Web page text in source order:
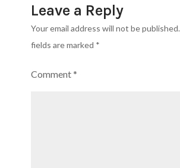
Leave a Reply
Your email address will not be published.
fields are marked *
Comment*